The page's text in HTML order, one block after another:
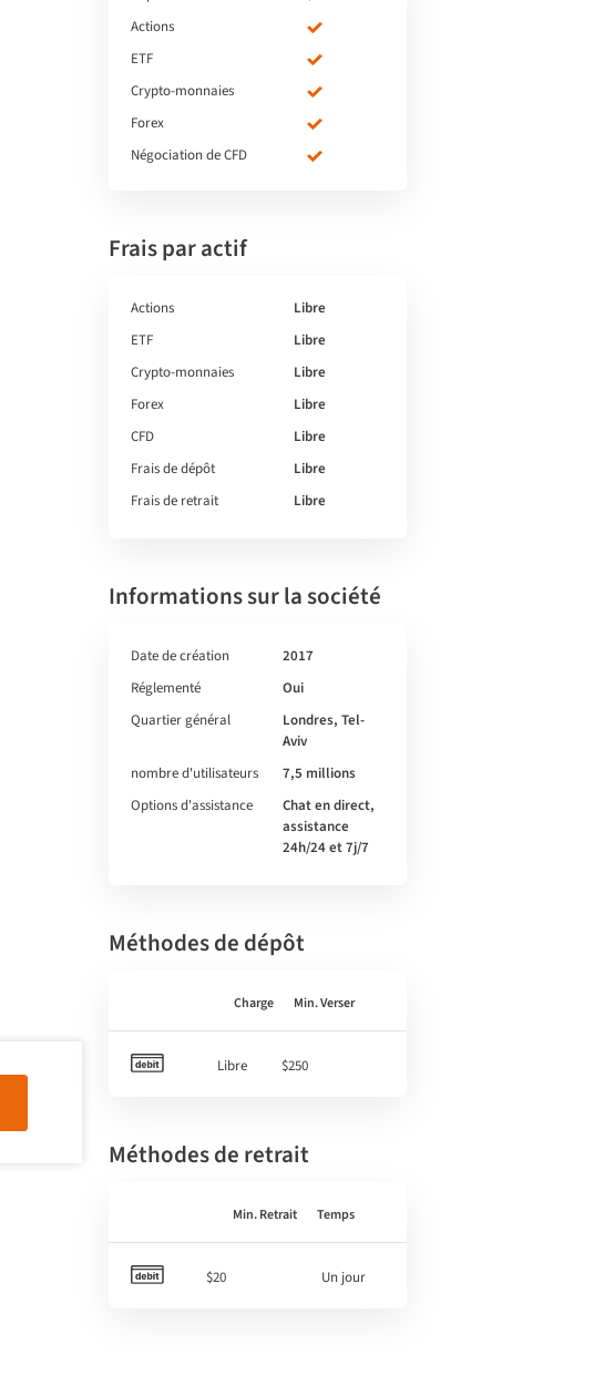
Actions
ETF
Crypto-monnaies
Forex
Négociation de CFD
Frais par actif
Actions
Libre
ETF
Libre
Crypto-monnaies
Libre
Forex
Libre
CFD
Libre
Frais de dépôt
Libre
Frais de retrait
Libre
Informations sur la société
Date de création
2017
Réglementé
Oui
Quartier général
Londres, Tel-
Aviv
nombre d'utilisateurs
7,5 millions
Options d'assistance
Chat en direct,
assistance
24h/24 et 7j/7
Méthodes de dépôt
Charge Min. Verser
Libre $250
Méthodes de retrait
Min. Retrait Temps
$20 Un jour